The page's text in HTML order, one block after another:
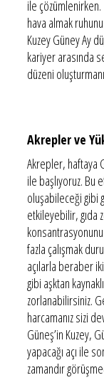
ile
hava almak
Kuzey Güney Ay
kariyer arasında
düzeni
Akrepler ve
Akrepler, haftaya
ile başlıyoruz. Bu
oluşabileceği gibi
etkileyebilir, gıda
fazla çalışmak
açılarla beraber
gibi aşktan
zorlanabilirsiniz.
harcamanız sizi
Güneş’in Kuzey,
yapacağı açı ile
zamandır